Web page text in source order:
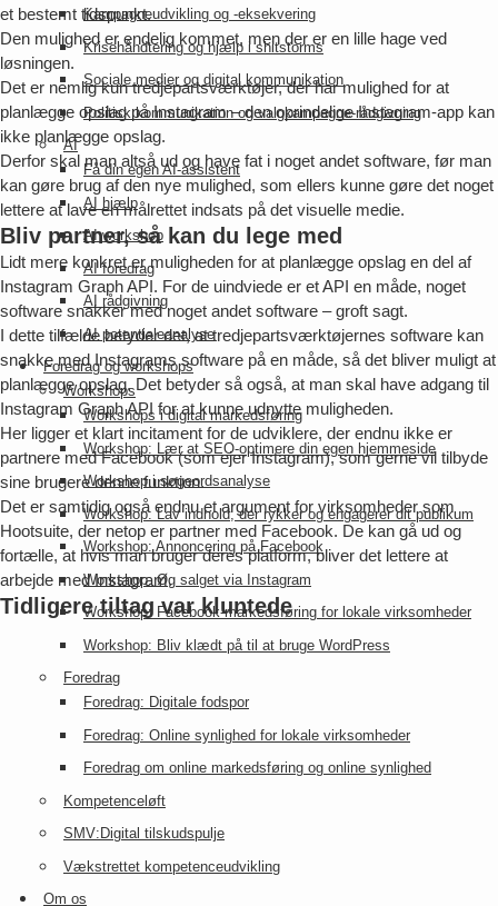
Kampagneudvikling og -eksekvering
Krisehåndtering og hjælp i shitstorms
Sociale medier og digital kommunikation
Politisk kommunikation og valgkampagne-rådgivning
AI
Få din egen AI-assistent
AI hjælp
AI workshop
AI foredrag
AI rådgivning
AI potentialeanalyse
Foredrag og workshops
Workshops
Workshops i digital markedsføring
Workshop: Lær at SEO-optimere din egen hjemmeside
Workshop i søgeordsanalyse
Workshop: Lav indhold, der rykker og engagerer dit publikum
Workshop: Annoncering på Facebook
Workshop: Øg salget via Instagram
Workshop: Facebook-markedsføring for lokale virksomheder
Workshop: Bliv klædt på til at bruge WordPress
Foredrag
Foredrag: Digitale fodspor
Foredrag: Online synlighed for lokale virksomheder
Foredrag om online markedsføring og online synlighed
Kompetenceløft
SMV:Digital tilskudspulje
Vækstrettet kompetenceudvikling
Om os
et bestemt tidspunkt.
Den mulighed er endelig kommet, men der er en lille hage ved
løsningen.
Det er nemlig kun tredjepartsværktøjer, der har mulighed for at
planlægge opslag på Instagram – den oprindelige Instagram-app kan
ikke planlægge opslag.
Derfor skal man altså ud og have fat i noget andet software, før man
kan gøre brug af den nye mulighed, som ellers kunne gøre det noget
lettere at lave en målrettet indsats på det visuelle medie.
Bliv partner, så kan du lege med
Lidt mere konkret er muligheden for at planlægge opslag en del af
Instagram Graph API. For de uindviede er et API en måde, noget
software snakker med noget andet software – groft sagt.
I dette tilfælde betyder det, at tredjepartsværktøjernes software kan
snakke med Instagrams software på en måde, så det bliver muligt at
planlægge opslag. Det betyder så også, at man skal have adgang til
Instagram Graph API for at kunne udnytte muligheden.
Her ligger et klart incitament for de udviklere, der endnu ikke er
partnere med Facebook (som ejer Instagram), som gerne vil tilbyde
sine brugere denne funktion.
Det er samtidig også endnu et argument for virksomheder som
Hootsuite, der netop er partner med Facebook. De kan gå ud og
fortælle, at hvis man bruger deres platform, bliver det lettere at
arbejde med Instagram.
Tidligere tiltag var kluntede